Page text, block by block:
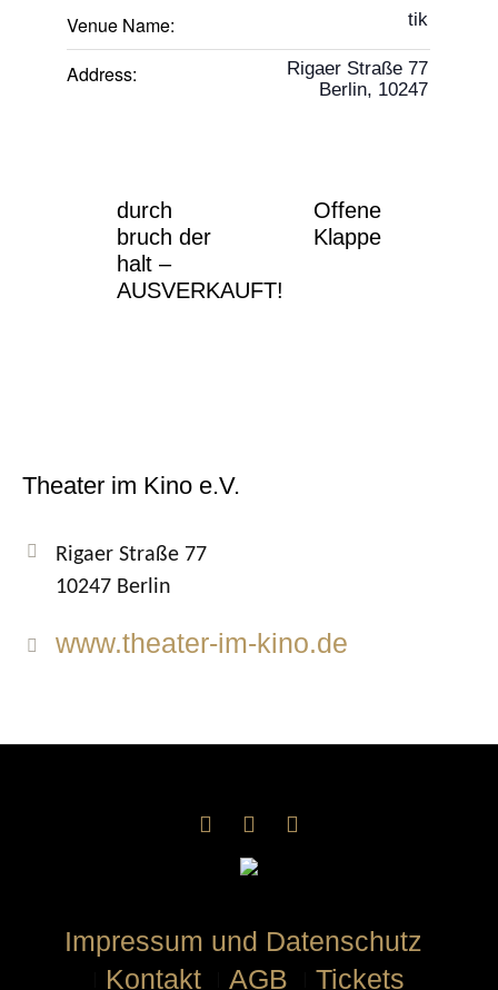
Venue Name: tik
Address:
Rigaer Straße 77
Berlin, 10247
durch
bruch der
halt –
AUSVERKAUFT!
Offene
Klappe
Theater im Kino e.V.
Rigaer Straße 77
10247 Berlin
www.theater-im-kino.de
Impressum und Datenschutz
Kontakt
AGB Tickets